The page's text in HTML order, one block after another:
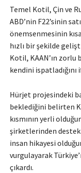
Temel Kotil, Çin ve
ABD’nin F22’sinin
önemsenmesinin
hızlı bir şekilde
Kotil, KAAN’ın zorlu
kendini
Hürjet projesindeki
beklediğini belirten
kısmının yerli
şirketlerinden destek
insan hikayesi
vurgulayarak
çıkardı.